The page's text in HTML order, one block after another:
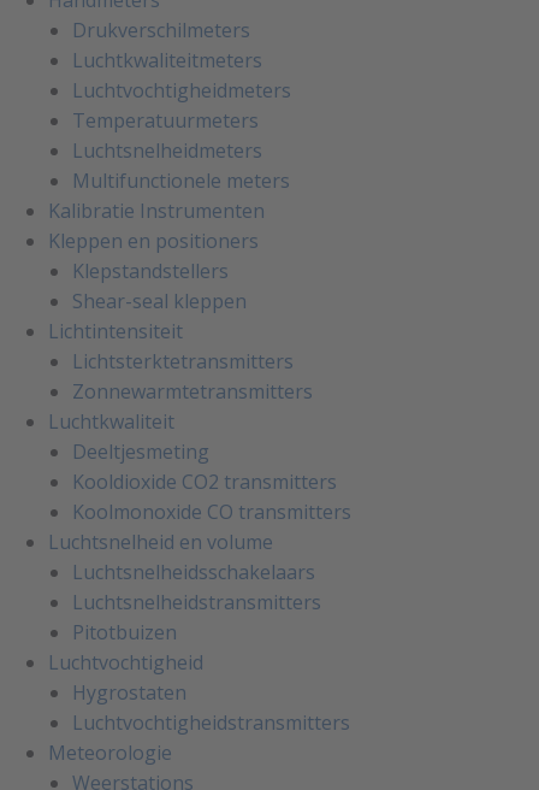
Drukverschilmeters
Luchtkwaliteitmeters
Luchtvochtigheidmeters
Temperatuurmeters
Luchtsnelheidmeters
Multifunctionele meters
Kalibratie Instrumenten
Kleppen en positioners
Klepstandstellers
Shear-seal kleppen
Lichtintensiteit
Lichtsterktetransmitters
Zonnewarmtetransmitters
Luchtkwaliteit
Deeltjesmeting
Kooldioxide CO2 transmitters
Koolmonoxide CO transmitters
Luchtsnelheid en volume
Luchtsnelheidsschakelaars
Luchtsnelheidstransmitters
Pitotbuizen
Luchtvochtigheid
Hygrostaten
Luchtvochtigheidstransmitters
Meteorologie
Weerstations